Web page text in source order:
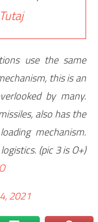
Tutaj
use the same
this is an
by many.
also has the
mechanism.
(pic 3 is O+)
2021